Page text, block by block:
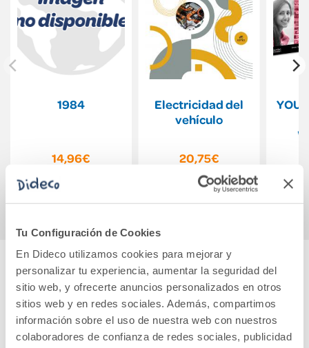
Tu Configuración de Cookies
En Dideco utilizamos cookies para mejorar y
personalizar tu experiencia, aumentar la seguridad del
sitio web, y ofrecerte anuncios personalizados en otros
sitios web y en redes sociales. Además, compartimos
información sobre el uso de nuestra web con nuestros
colaboradores de confianza de redes sociales, publicidad
1984
14,96€
Comprar
Electricidad del
vehículo
20,75€
Comprar
y
Cuéntanos tu opinión
¡Sé el primero en valorar este producto!